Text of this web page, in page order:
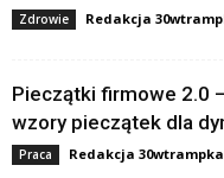
Zdrowie Redakcja
Pieczątki firmowe 2.0
wzory pieczątek dla
Praca Redakcja